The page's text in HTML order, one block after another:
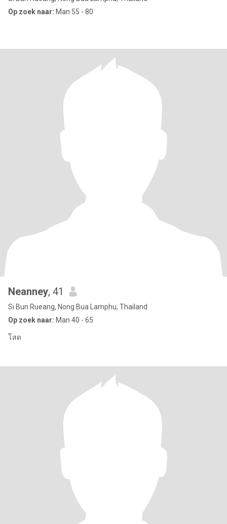
Op zoek naar: Man 55 - 80
Neanney, 41
Si Bun Rueang, Nong Bua Lamphu, Thailand
Op zoek naar: Man 40 - 65
โสด